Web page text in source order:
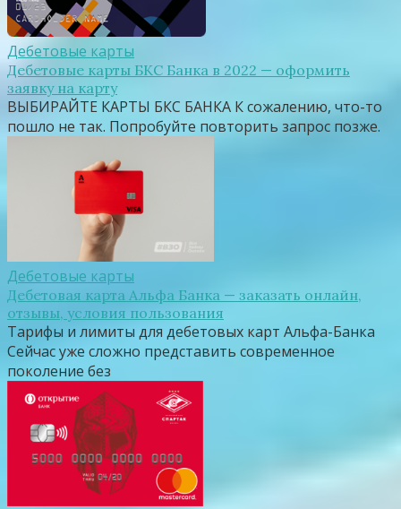
Дебетовые карты
Дебетовые карты БКС Банка в 2022 — оформить
заявку на карту
ВЫБИРАЙТЕ КАРТЫ БКС БАНКА К сожалению, что-то
пошло не так. Попробуйте повторить запрос позже.
Дебетовые карты
Дебетовая карта Альфа Банка — заказать онлайн,
отзывы, условия пользования
Тарифы и лимиты для дебетовых карт Альфа-Банка
Сейчас уже сложно представить современное
поколение без